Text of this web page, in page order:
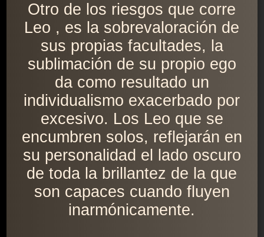
Otro de los riesgos que corre
Leo , es la sobrevaloración de
sus propias facultades, la
sublimación de su propio ego
da como resultado un
individualismo exacerbado por
excesivo. Los Leo que se
encumbren solos, reflejarán en
su personalidad el lado oscuro
de toda la brillantez de la que
son capaces cuando fluyen
inarmónicamente.